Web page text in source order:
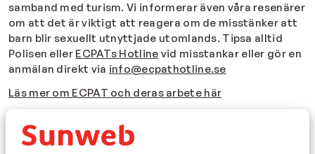
samband med turism. Vi informerar även våra resenärer
om att det är viktigt att reagera om de misstänker att
barn blir sexuellt utnyttjade utomlands. Tipsa alltid
Polisen eller ECPATs Hotline vid misstankar eller gör en
anmälan direkt via info@ecpathotline.se
Läs mer om ECPAT och deras arbete här
Hjälp Polisen
Du kan hjälpa Polisen i deras arbete att stoppa